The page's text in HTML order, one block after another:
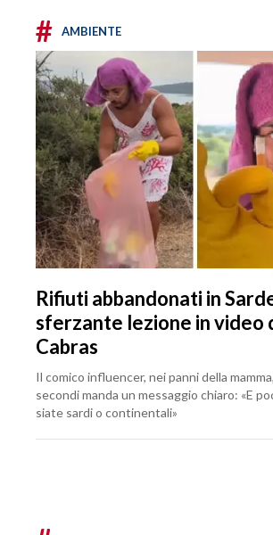
# AMBIENTE
Rifiuti abbandonati in
sferzante lezione in video
Cabras
Il comico influencer, nei panni della
secondi manda un messaggio chiaro: «E
siate sardi o continentali»